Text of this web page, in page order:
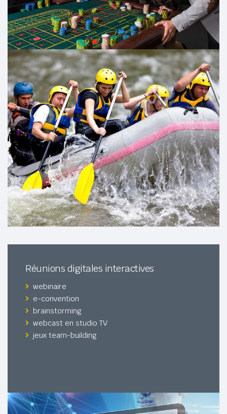
Réunions digitales interactives
webinaire
e-convention
brainstorming
webcast en studio TV
jeux team-building